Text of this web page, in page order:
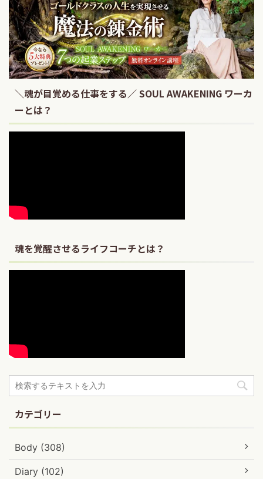
＼魂が目覚める仕事をする／ SOUL AWAKENING ワーカ
ーとは？
魂を覚醒させるライフコーチとは？
カテゴリー
Body (308)
Diary (102)